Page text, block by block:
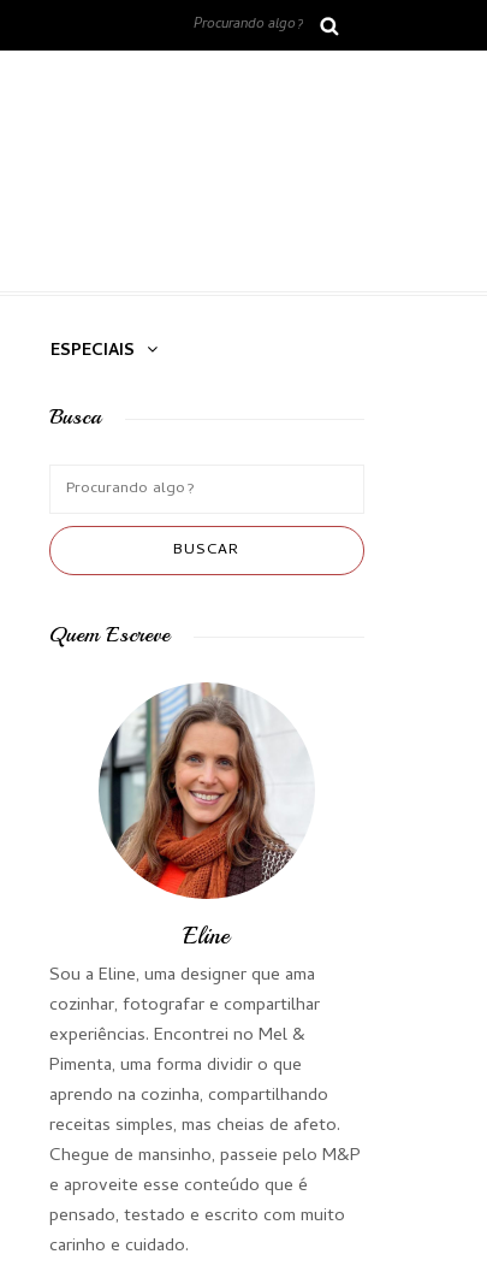
ESPECIAIS
Busca
Quem Escreve
Eline
Sou a Eline, uma designer que ama
cozinhar, fotografar e compartilhar
experiências. Encontrei no Mel &
Pimenta, uma forma dividir o que
aprendo na cozinha, compartilhando
receitas simples, mas cheias de afeto.
Chegue de mansinho, passeie pelo M&P
e aproveite esse conteúdo que é
pensado, testado e escrito com muito
carinho e cuidado.